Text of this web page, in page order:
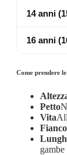
14 anni
16 anni
Come prendere
Petto
Vita
Fianco